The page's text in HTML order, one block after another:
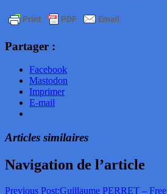
Partager :
Facebook
Mastodon
Imprimer
E-mail
Articles similaires
Navigation de l’article
Previous Post:Guillaume PERRET – Free